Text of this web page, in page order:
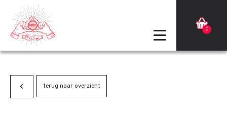
0
terug naar overzicht